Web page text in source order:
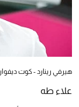
هيرفي رينارد - كوت ديفوار
علاء طه